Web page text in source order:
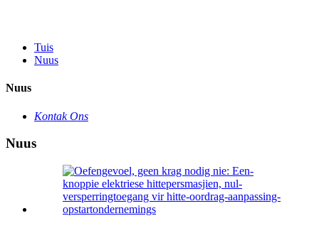
Tuis
Nuus
Nuus
Kontak Ons
Nuus